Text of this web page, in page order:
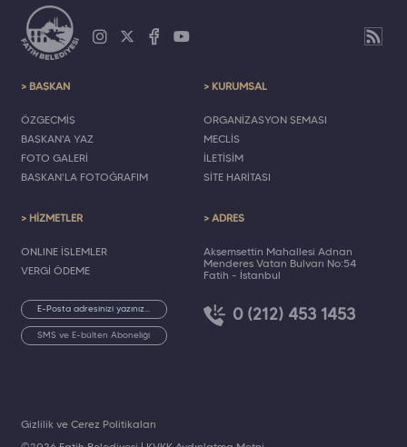
> BAŞKAN
ÖZGEÇMİŞ
BAŞKAN'A YAZ
FOTO GALERİ
BAŞKAN'LA FOTOĞRAFIM
> KURUMSAL
ORGANİZASYON ŞEMASI
MECLİS
İLETİŞİM
SİTE HARİTASI
> HİZMETLER
ONLINE İŞLEMLER
VERGİ ÖDEME
SMS ve E-bülten Aboneliği
> ADRES
Akşemsettin Mahallesi Adnan
Menderes Vatan Bulvarı No:54
Fatih - İstanbul
0 (212) 453 1453
Gizlilik ve Çerez Politikaları